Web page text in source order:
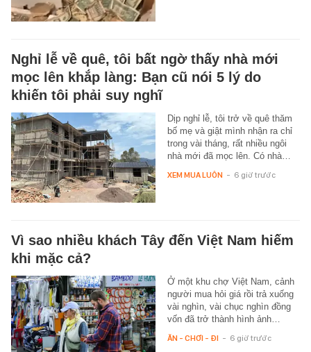
Nghỉ lễ về quê, tôi bất ngờ thấy nhà mới
mọc lên khắp làng: Bạn cũ nói 5 lý do
khiến tôi phải suy nghĩ
Dịp nghỉ lễ, tôi trở về quê thăm
bố mẹ và giật mình nhận ra chỉ
trong vài tháng, rất nhiều ngôi
nhà mới đã mọc lên. Có nhà…
XEM MUA LUÔN - 6 giờ trước
Vì sao nhiều khách Tây đến Việt Nam hiếm
khi mặc cả?
Ở một khu chợ Việt Nam, cảnh
người mua hỏi giá rồi trả xuống
vài nghìn, vài chục nghìn đồng
vốn đã trở thành hình ảnh…
ĂN - CHƠI - ĐI - 6 giờ trước